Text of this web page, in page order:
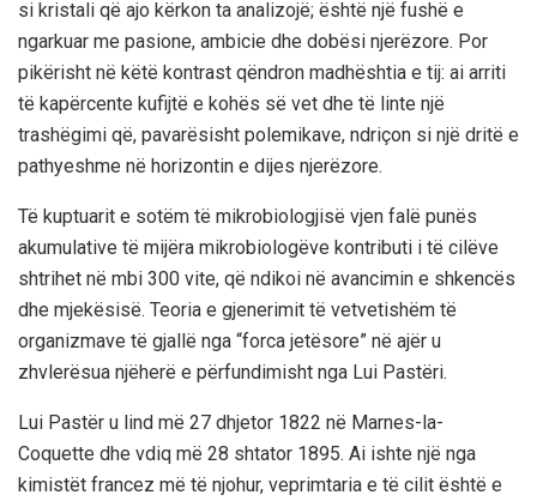
si kristali që ajo kërkon ta analizojë; është një fushë e
ngarkuar me pasione, ambicie dhe dobësi njerëzore. Por
pikërisht në këtë kontrast qëndron madhështia e tij: ai arriti
të kapërcente kufijtë e kohës së vet dhe të linte një
trashëgimi që, pavarësisht polemikave, ndriçon si një dritë e
pathyeshme në horizontin e dijes njerëzore.
Të kuptuarit e sotëm të mikrobiologjisë vjen falë punës
akumulative të mijëra mikrobiologëve kontributi i të cilëve
shtrihet në mbi 300 vite, që ndikoi në avancimin e shkencës
dhe mjekësisë. Teoria e gjenerimit të vetvetishëm të
organizmave të gjallë nga “forca jetësore” në ajër u
zhvlerësua njëherë e përfundimisht nga Lui Pastëri.
Lui Pastër u lind më 27 dhjetor 1822 në Marnes-la-
Coquette dhe vdiq më 28 shtator 1895. Ai ishte një nga
kimistët francez më të njohur, veprimtaria e të cilit është e